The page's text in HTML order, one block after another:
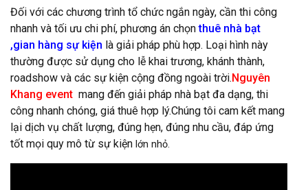
Đối với các chương trình tổ chức ngắn ngày, cần thi công
nhanh và tối ưu chi phí, phương án chọnthuê nhà bạt
,gian hàng sự kiện là giải pháp phù hợp. Loại hình này
thường được sử dụng cho lễ khai trương, khánh thành,
roadshow và các sự kiện cộng đồng ngoài trời.Nguyên
Khang event mang đến giải pháp nhà bạt đa dạng, thi
công nhanh chóng, giá thuê hợp lý.Chúng tôi cam kết mang
lại dịch vụ chất lượng, đúng hẹn, đúng nhu cầu, đáp ứng
tốt mọi quy mô từ sự kiện lớn nhỏ.